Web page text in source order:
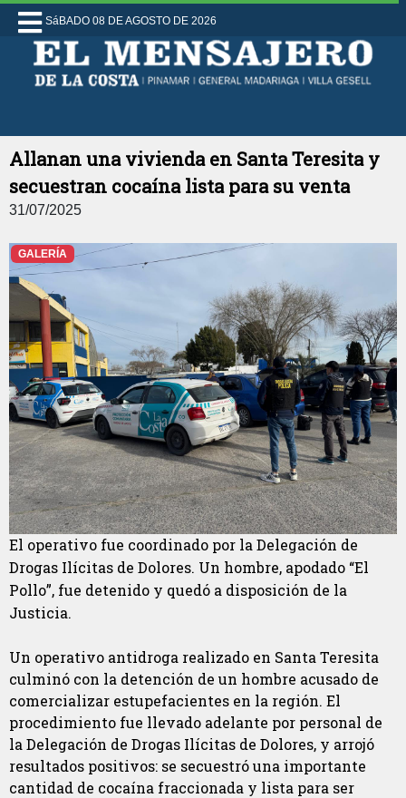
SáBADO 08 DE AGOSTO DE 2026
Allanan una vivienda en Santa Teresita y
secuestran cocaína lista para su venta
31/07/2025
GALERÍA
El operativo fue coordinado por la Delegación de
Drogas Ilícitas de Dolores. Un hombre, apodado “El
Pollo”, fue detenido y quedó a disposición de la
Justicia.
Un operativo antidroga realizado en Santa Teresita
culminó con la detención de un hombre acusado de
comercializar estupefacientes en la región. El
procedimiento fue llevado adelante por personal de
la Delegación de Drogas Ilícitas de Dolores, y arrojó
resultados positivos: se secuestró una importante
cantidad de cocaína fraccionada y lista para ser